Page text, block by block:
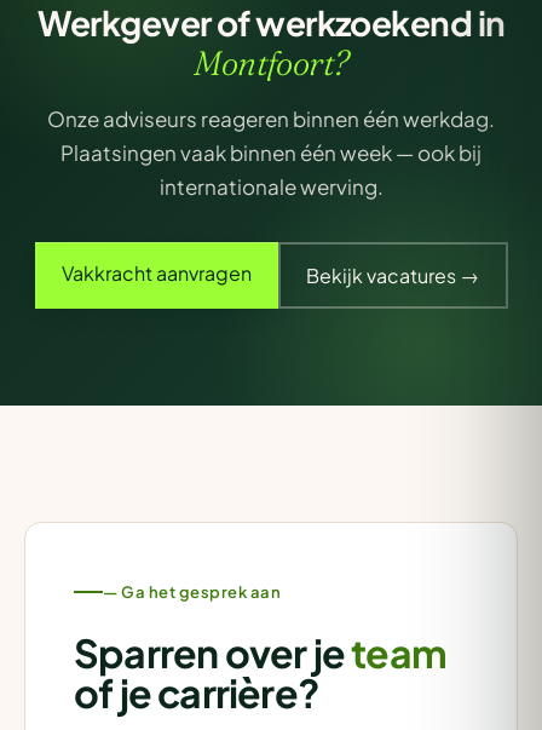
Werkgever of werkzoekend in
Montfoort?
Onze adviseurs reageren binnen één werkdag.
Plaatsingen vaak binnen één week — ook bij
internationale werving.
Vakkracht aanvragen Bekijk vacatures →
— Ga het gesprek aan
Sparren over jeteam
of je carrière?